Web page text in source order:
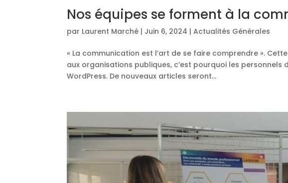
Nos équipes se forment à la
par Laurent Marché | Juin 6, 2024 |Actualités Générales
« La communication est l’art de se faire comprendre ».
aux organisations publiques, c’est pourquoi les
WordPress. De nouveaux articles seront...